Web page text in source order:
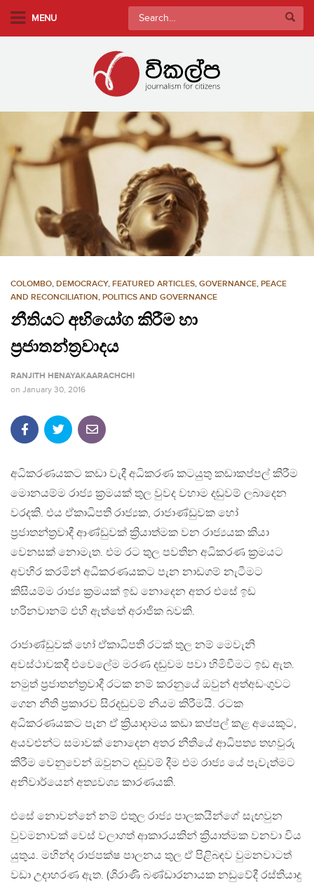
m
o
n
t
e
MENU
Search
for:
COLOMBO, DEMOCRACY, FEATURED ARTICLES, GOVERNANCE, PEACE
AND RECONCILIATION, POLITICS AND GOVERNANCE
නීතියට අභියෝග කිරීම හා
ප්‍රජාතන්ත්‍රවාදය
RANJITH HENAYAKAARACHCHI
on January 30, 2016
අධිකරණයකට කඩා වැදී අධිකරණ කටයුතු කඩාකප්පල් කිරීම
මොනයම්ම රාජ්‍ය ක්‍රමයක් තුල වුවද වහාම දඬුවම් ලබාදෙන
වරදකි. එය ඒකාධිපති රාජ්‍යක, රාජාණ්ඩුවක හෝ
ප්‍රජාතන්ත්‍රවාදී ආණ්ඩුවක් ක්‍රියාත්මක වන රාජ්‍යයක කියා
වෙනසක් නොමැත. එම රට තුල පවතින අධිකරණ ක්‍රමයට
අවහිර කරමින් අධිකරණයකට පැන නාඩගම් නැටීමට
කිසියම්ම රාජ්‍ය ක්‍රමයක් ඉඩ නොදෙන අතර එසේ ඉඩ
හරිනවානම් එහි ඇත්තේ අරාජික බවකි.
රාජාණ්ඩුවක් හෝ ඒකාධිපති රටක් තුල නම් මෙවැනි
අවස්ථාවකදී එවෙලේම මරණ දඬුවම පවා හිමිවීමට ඉඩ ඇත.
නමුත් ප්‍රජාතන්ත්‍රවාදී රටක නම් කරනුයේ ඔවුන් අත්අඩංගුවට
ගෙන නීති ප්‍රකාරව සිරදඬුවම් නියම කිරීමයි. රටක
අධිකරණයකට පැන ඒ ක්‍රියාදාමය කඩා කප්පල් කළ අයෙකුට,
අයවළුන්ට සමාවක් නොදෙන අතර නීතියේ ආධිපත්‍ය තහවුරු
කිරීම වෙනුවෙන් ඔවුනට දඬුවම් දීම එම රාජ්‍ය යේ පැවැත්මට
අනිවාර්යෙන් අත්‍යවශ්‍ය කාරණයකි.
එසේ නොවන්නේ නම් එතුල රාජ්‍ය පාලකයින්ගේ සැඟවුන
වුවමනාවක් වෙස් වලාගත් ආකාරයකින් ක්‍රියාත්මක වනවා විය
යුතුය. මහින්ද රාජපක්ෂ පාලනය තුල ඒ පිළිබඳව වුමනවාටත්
වඩා උදාහරණ ඇත. (ශිරාණි බණ්ඩාරනායක නඩුවේදී රස්තියාදු